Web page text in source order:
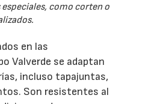
como corten o
en las
Valverde se adaptan
incluso tapajuntas,
Son resistentes al